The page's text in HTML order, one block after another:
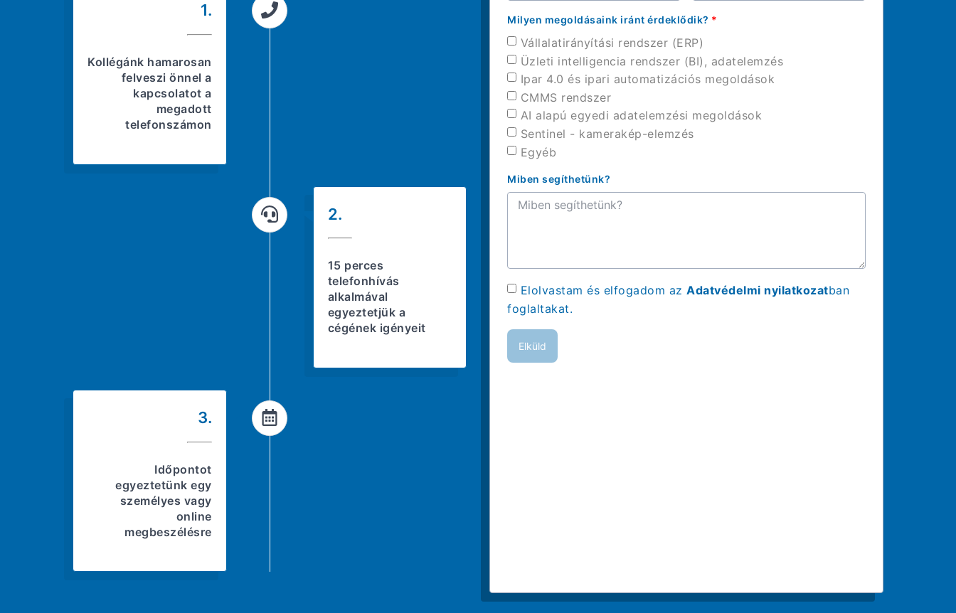
1.
Kollégánk hamarosan
felveszi önnel a
kapcsolatot a
megadott
telefonszámon
2.
15 perces
telefonhívás
alkalmával
egyeztetjük a
cégének igényeit
3.
Időpontot
egyeztetünk egy
személyes vagy
online
megbeszélésre
Milyen megoldásaink iránt érdeklődik? *
Vállalatirányítási rendszer (ERP)
Üzleti intelligencia rendszer (BI), adatelemzés
Ipar 4.0 és ipari automatizációs megoldások
CMMS rendszer
AI alapú egyedi adatelemzési megoldások
Sentinel - kamerakép-elemzés
Egyéb
Miben segíthetünk?
Elolvastam és elfogadom az Adatvédelmi nyilatkozatban
foglaltakat.
Elküld